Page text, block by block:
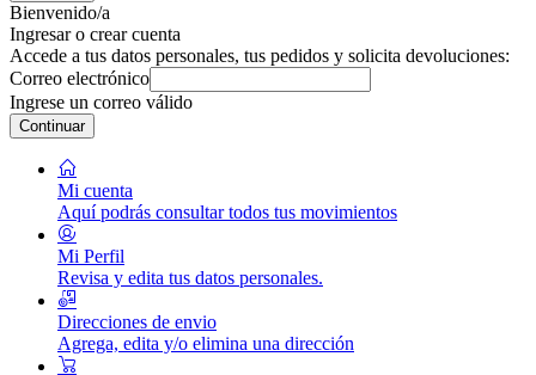
Bienvenido/a
Ingresar o crear cuenta
Accede a tus datos personales, tus pedidos y solicita devoluciones:
Correo electrónico
Ingrese un correo válido
Continuar
Mi cuenta
Aquí podrás consultar todos tus movimientos
Mi Perfil
Revisa y edita tus datos personales.
Direcciones de envio
Agrega, edita y/o elimina una dirección